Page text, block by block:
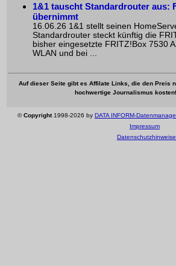
1&1 tauscht Standardrouter aus:
übernimmt
16.06.26 1&1 stellt seinen
Standardrouter steckt künftig die
bisher eingesetzte FRITZ!Box 7530
WLAN und bei ...
Auf dieser Seite gibt es Affilate Links, die den Preis
hochwertige Journalismus
©Copyright1998-2026 by DATA INFORM-
Impressum
Datenschutzhinweise